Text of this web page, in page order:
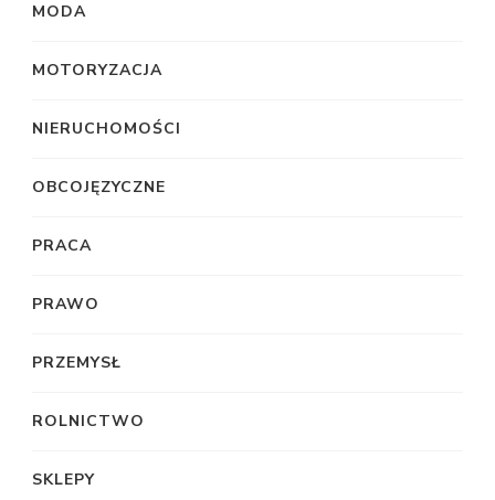
MODA
MOTORYZACJA
NIERUCHOMOŚCI
OBCOJĘZYCZNE
PRACA
PRAWO
PRZEMYSŁ
ROLNICTWO
SKLEPY